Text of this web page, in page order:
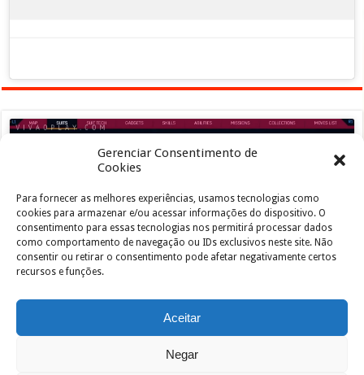
Gerenciar Consentimento de
Cookies
Para fornecer as melhores experiências, usamos tecnologias como
cookies para armazenar e/ou acessar informações do dispositivo. O
consentimento para essas tecnologias nos permitirá processar dados
como comportamento de navegação ou IDs exclusivos neste site. Não
consentir ou retirar o consentimento pode afetar negativamente certos
recursos e funções.
Aceitar
Negar
Clique para aceitar os cookies marketing e
ativar este conteúdo